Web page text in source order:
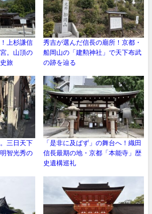
上杉謙信
。山頂の
旅
秀吉が選んだ信長の廟所！京都・
船岡山の「建勲神社」で天下布武
の跡を辿る
三日天下
智光秀の
「是非に及ばず」の舞台へ！織田
信長最期の地・京都「本能寺」歴
史遺構巡礼